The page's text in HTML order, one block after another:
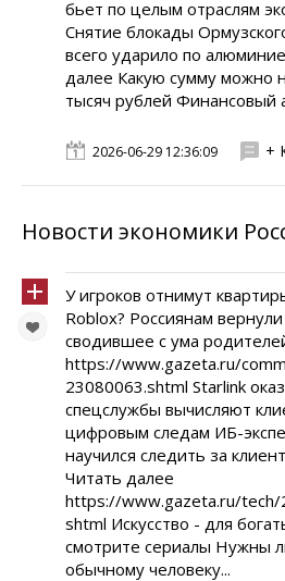
бьет по целым отраслям
Снятие блокады
всего ударило по
далее Какую сумму можно
тысяч рублей Финансовый
2026-06-29 12:36:09 +
Новости экономики
У игроков отнимут
Roblox? Россиянам
сводившее с ума
https://www.gazeta.ru/
23080063.shtml Starlink
спецслужбы вычисляют
цифровым следам ИБ-
научился следить за
Читать далее
https://www.gazeta.ru/
shtml Искусство - для
смотрите сериалы Нужны
обычному человеку...